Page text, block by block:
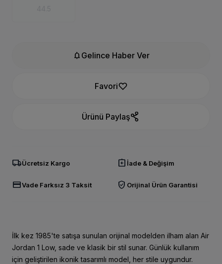
notifications Gelince Haber Ver
Favori
Ürünü Paylaş
local_shippingÜcretsiz Kargo assignment_return İade & Değişim
credit_cardVade Farksız 3 Taksit verified_user Orijinal Ürün Garantisi
İlk kez 1985'te satışa sunulan orijinal modelden ilham alan Air
Jordan 1 Low, sade ve klasik bir stil sunar. Günlük kullanım
için geliştirilen ikonik tasarımlı model, her stile uygundur.